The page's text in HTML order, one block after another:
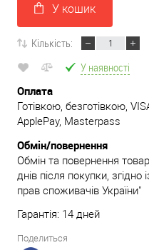
У кошик
Кількість:
У наявності
Оплата
Готівкою, безготівкою,
ApplePay, Masterpass
Обмін/повернення
Обмін та повернення
днів після покупки,
прав споживачів України"
Гарантія: 14 дней
Поделиться